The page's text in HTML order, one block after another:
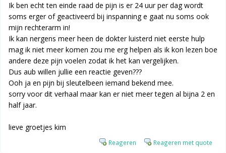
Ik ben echt ten einde raad de pijn is er 24 uur per dag wordt
soms erger of geactiveerd bij inspanning e gaat nu soms ook
mijn rechterarm in!
Ik kan nergens meer heen de dokter luisterd niet eerste hulp
mag ik niet meer komen zou me erg helpen als ik kon lezen boe
andere deze pijn voelen zodat ik het kan vergelijken.
Dus aub willen jullie een reactie geven???
Ooh ja en pijn bij sleutelbeen iemand bekend mee.
sorry voor dit verhaal maar kan er niet meer tegen al bijna 2 en
half jaar.
lieve groetjes kim
Reageren Reageren met quote